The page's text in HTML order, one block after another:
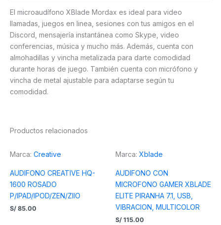
El microaudífono XBlade Mordax es ideal para video
llamadas, juegos en linea, sesiones con tus amigos en el
Discord, mensajería instantánea como Skype, video
conferencias, música y mucho más. Además, cuenta con
almohadillas y vincha metalizada para darte comodidad
durante horas de juego. También cuenta con micrófono y
vincha de metal ajustable para adaptarse según tu
comodidad.
Productos relacionados
Marca: Creative
AUDIFONO CREATIVE HQ-
1600 ROSADO
P/IPAD/IPOD/ZEN/ZIIO
S/ 85.00
Marca: Xblade
AUDIFONO CON
MICROFONO GAMER XBLADE
ELITE PIRANHA 7.1, USB,
VIBRACION, MULTICOLOR
S/ 115.00